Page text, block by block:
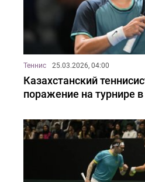
Теннис 25.03.2026, 04:00
Казахстанский
поражение на турнире